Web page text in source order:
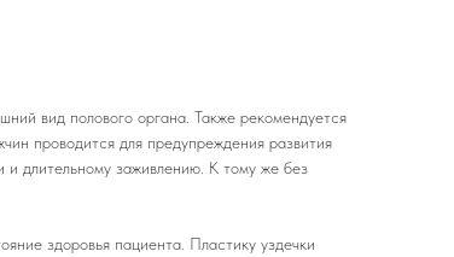
вид полового органа. Также рекомендуется
проводится для предупреждения развития
и длительному заживлению. К тому же без
здоровья пациента. Пластику уздечки